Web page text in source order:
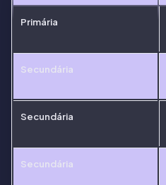
Primária
Secundária
Secundária
Secundária